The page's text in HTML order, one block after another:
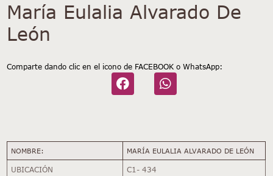
María Eulalia Alvarado De
León
Comparte dando clic en el icono de FACEBOOK o WhatsApp:
NOMBRE: MARÍA EULALIA ALVARADO DE LEÓN
UBICACIÓN C1- 434